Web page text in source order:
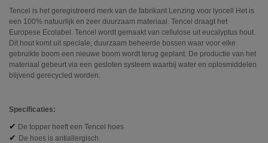
Tencel is het geregistreerd merk van de fabrikant Lenzing voor lyocell Het is
een 100% natuurlijk en zeer duurzaam materiaal. Tencel draagt het
Europese Ecolabel. Tencel wordt gemaakt van cellulose uit eucalyptus hout.
Dit hout komt uit speciale, duurzaam beheerde bossen waar voor elke
gebruikte boom een nieuwe boom wordt terug geplant. De productie van het
materiaal gebeurt via een gesloten systeem waarbij water en oplosmiddelen
blijvend gerecycled worden.
Specificaties:
✔ De topper heeft een Tencel hoes
✔ De hoes is antiallergisch.